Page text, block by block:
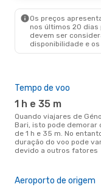
Os preços
nos últimos 20 dias
devem ser
disponibilidade e
Tempo de voo
1 h e 35 m
Quando viajares de Génova para
Bari, isto pode demorar
de 1 h e 35 m. No
duração do voo pode
devido a outros fatores
Aeroporto de origem